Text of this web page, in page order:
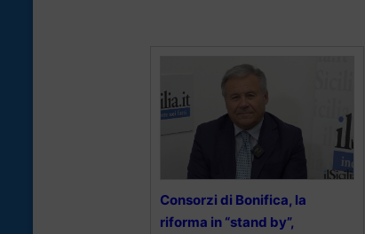
Consorzi di Bonifica, la
riforma in “stand by”,